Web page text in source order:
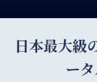
日本最大級
ー